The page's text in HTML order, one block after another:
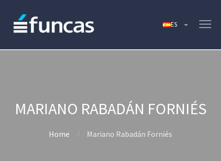
MARIANO RABADÁN FORNIÉS
Home Mariano Rabadán Forniés